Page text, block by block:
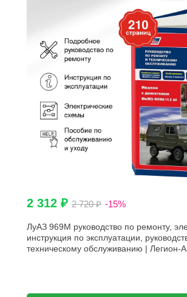
2 312 ₽ 2 720 ₽ -15%
ЛуАЗ 969М руководство по ремонту,
инструкция по эксплуатации,
техническому обслуживанию | Легион-